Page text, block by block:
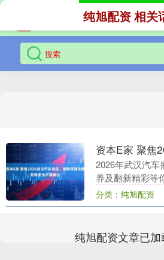
纯旭配资 相关
2026年武汉汽车
养及翻新精彩等
汉汽车清洗、维
错过！ 想了解
分类：纯旭配资
纯旭配资文章已